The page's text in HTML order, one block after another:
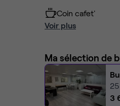
Coin cafet'
Voir plus
Ma sélection de
25
3